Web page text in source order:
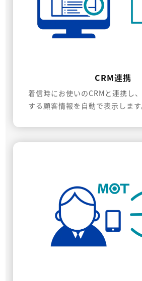
CRM連携
着信時にお使いのCRMと連携し
する顧客情報を自動で表示します